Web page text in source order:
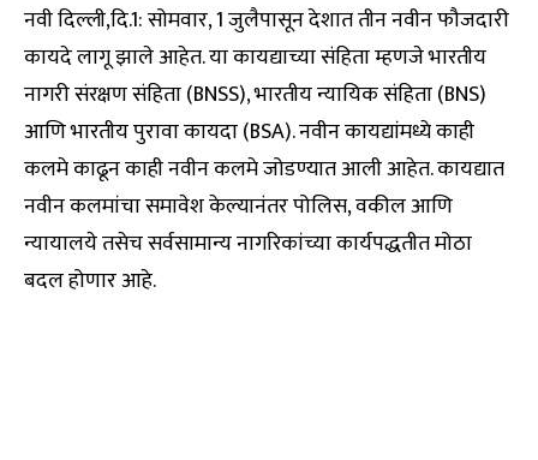
नवी दिल्ली,दि.1: सोमवार, 1 जुलैपासून देशात तीन नवीन फौजदारी
कायदे लागू झाले आहेत. या कायद्याच्या संहिता म्हणजे भारतीय
नागरी संरक्षण संहिता (BNSS), भारतीय न्यायिक संहिता (BNS)
आणि भारतीय पुरावा कायदा (BSA). नवीन कायद्यांमध्ये काही
कलमे काढून काही नवीन कलमे जोडण्यात आली आहेत. कायद्यात
नवीन कलमांचा समावेश केल्यानंतर पोलिस, वकील आणि
न्यायालये तसेच सर्वसामान्य नागरिकांच्या कार्यपद्धतीत मोठा
बदल होणार आहे.